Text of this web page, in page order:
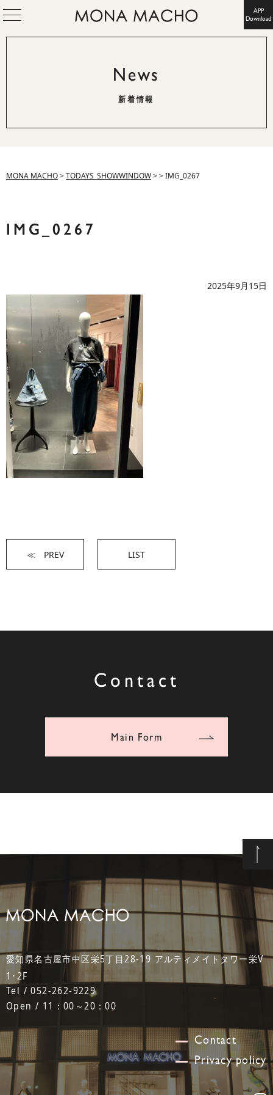
APP
Download
News
新着情報
MONA MACHO>TODAYS_SHOWWINDOW>>IMG_0267
IMG_0267
2025年9月15日
≪ PREV LIST
Contact
Main Form
愛知県名古屋市中区栄5丁目28-19 アルティメイトタワー栄V
1･2F
Tel / 052-262-9229
Open / 11：00～20：00
Contact
Privacy policy